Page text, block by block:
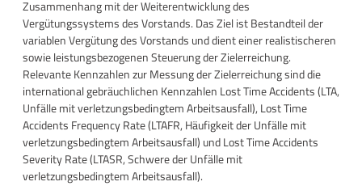
Zusammenhang mit der Weiterentwicklung des
Vergütungssystems des Vorstands. Das Ziel ist Bestandteil der
variablen Vergütung des Vorstands und dient einer realistischeren
sowie leistungsbezogenen Steuerung der Zielerreichung.
Relevante Kennzahlen zur Messung der Zielerreichung sind die
international gebräuchlichen Kennzahlen Lost Time Accidents (LTA,
Unfälle mit verletzungsbedingtem Arbeitsausfall), Lost Time
Accidents Frequency Rate (LTAFR, Häufigkeit der Unfälle mit
verletzungsbedingtem Arbeitsausfall) und Lost Time Accidents
Severity Rate (LTASR, Schwere der Unfälle mit
verletzungsbedingtem Arbeitsausfall).